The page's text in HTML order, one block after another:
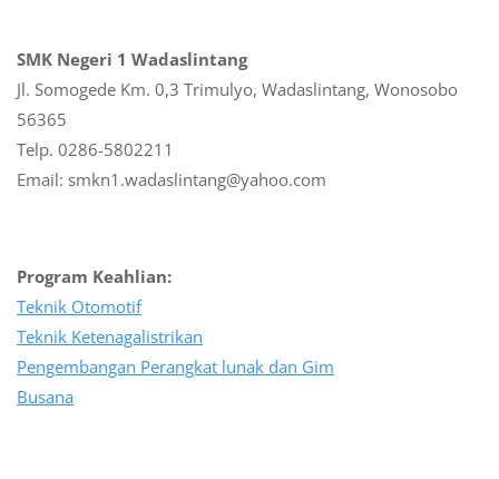
SMK Negeri 1 Wadaslintang
Jl. Somogede Km. 0,3 Trimulyo, Wadaslintang, Wonosobo
56365
Telp. 0286-5802211
Email: smkn1.wadaslintang@yahoo.com
Program Keahlian:
Teknik Otomotif
Teknik Ketenagalistrikan
Pengembangan Perangkat lunak dan Gim
Busana